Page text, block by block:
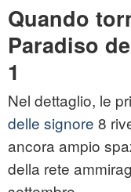
Quando
Paradiso
1
Nel dettaglio, le
delle signore 8
ancora ampio
della rete